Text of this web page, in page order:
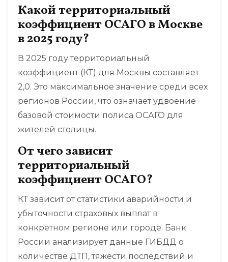
Какой территориальный
коэффициент ОСАГО в Москве
в 2025 году?
В 2025 году территориальный
коэффициент (КТ) для Москвы составляет
2,0. Это максимальное значение среди всех
регионов России, что означает удвоение
базовой стоимости полиса ОСАГО для
жителей столицы.
От чего зависит
территориальный
коэффициент ОСАГО?
КТ зависит от статистики аварийности и
убыточности страховых выплат в
конкретном регионе или городе. Банк
России анализирует данные ГИБДД о
количестве ДТП, тяжести последствий и